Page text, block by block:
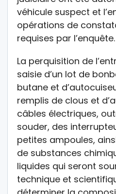
véhicule suspect et
opérations de
requises par l’enquête.
La perquisition de
saisie d’un lot de
butane et
remplis de clous et
câbles électriques,
souder, des
petites ampoules,
de substances
liquides qui seront
technique et